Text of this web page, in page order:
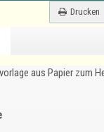
Drucken
aus Papier zum